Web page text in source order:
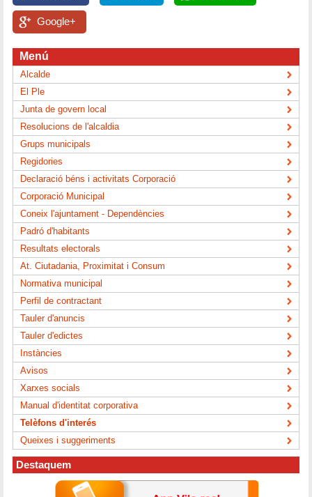
Google+
Menú
Alcalde
El Ple
Junta de govern local
Resolucions de l'alcaldia
Grups municipals
Regidories
Declaració béns i activitats Corporació
Corporació Municipal
Coneix l'ajuntament - Dependències
Padró d'habitants
Resultats electorals
At. Ciutadania, Proximitat i Consum
Normativa municipal
Perfil de contractant
Tauler d'anuncis
Tauler d'edictes
Instàncies
Avisos
Xarxes socials
Manual d'identitat corporativa
Telèfons d'interés
Queixes i suggeriments
Destaquem